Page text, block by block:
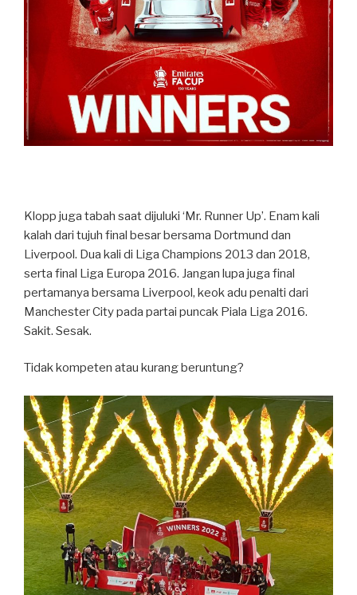
Klopp juga tabah saat dijuluki ‘Mr. Runner Up’. Enam kali
kalah dari tujuh final besar bersama Dortmund dan
Liverpool. Dua kali di Liga Champions 2013 dan 2018,
serta final Liga Europa 2016. Jangan lupa juga final
pertamanya bersama Liverpool, keok adu penalti dari
Manchester City pada partai puncak Piala Liga 2016.
Sakit. Sesak.
Tidak kompeten atau kurang beruntung?